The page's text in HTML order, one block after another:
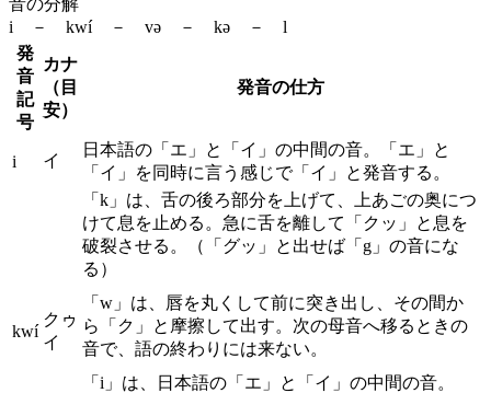
i － kwí － və － kə － l
発
音
記
号
カナ
（目
安）
発音の仕方
i イ
日本語の「エ」と「イ」の中間の音。「エ」と
「イ」を同時に言う感じで「イ」と発音する。
kwí
クゥ
イ
「k」は、舌の後ろ部分を上げて、上あごの奥につ
けて息を止める。急に舌を離して「クッ」と息を
破裂させる。（「グッ」と出せば「g」の音にな
る）
「w」は、唇を丸くして前に突き出し、その間か
ら「ク」と摩擦して出す。次の母音へ移るときの
音で、語の終わりには来ない。
「i」は、日本語の「エ」と「イ」の中間の音。